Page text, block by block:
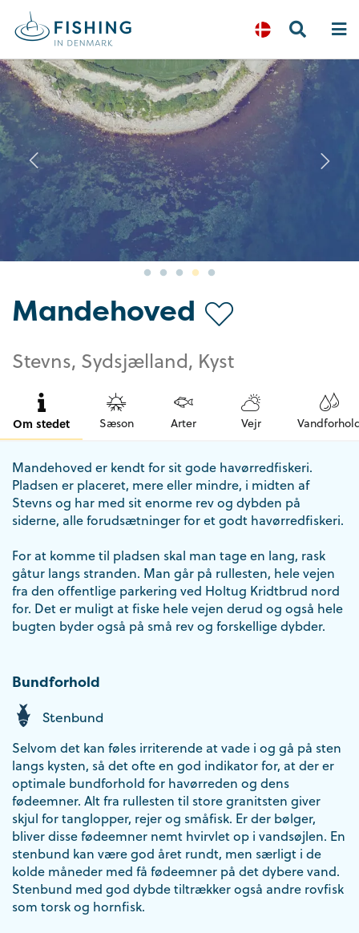
Previous
Mandehoved
Stevns, Sydsjælland, Kyst
Om stedet Sæson Arter Vejr
Mandehoved er kendt for sit gode havørredfiskeri.
Pladsen er placeret, mere eller mindre, i midten af
Stevns og har med sit enorme rev og dybden på
siderne, alle forudsætninger for et godt havørredfiskeri.
For at komme til pladsen skal man tage en lang, rask
gåtur langs stranden. Man går på rullesten, hele vejen
fra den offentlige parkering ved Holtug Kridtbrud nord
for. Det er muligt at fiske hele vejen derud og også hele
bugten byder også på små rev og forskellige dybder.
Bundforhold
Stenbund
Selvom det kan føles irriterende at vade i og gå på sten
langs kysten, så det ofte en god indikator for, at der er
optimale bundforhold for havørreden og dens
fødeemner. Alt fra rullesten til store granitsten giver
skjul for tanglopper, rejer og småfisk. Er der bølger,
bliver disse fødeemner nemt hvirvlet op i vandsøjlen. En
stenbund kan være god året rundt, men særligt i de
kolde måneder med få fødeemner på det dybere vand.
Stenbund med god dybde tiltrækker også andre rovfisk
som torsk og hornfisk.